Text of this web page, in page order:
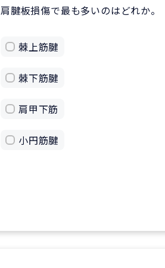
肩腱板損傷で最も多いのはどれか。
棘上筋腱
棘下筋腱
肩甲下筋
小円筋腱